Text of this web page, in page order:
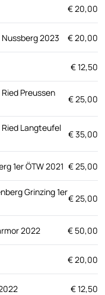
€ 20,00
2023 € 20,00
€ 12,50
Preussen
€ 25,00
Langteufel
€ 35,00
1er ÖTW 2021 € 25,00
Grinzing 1er
€ 25,00
2022 € 50,00
€ 20,00
€ 12,50